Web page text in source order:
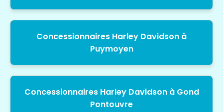
Concessionnaires Harley Davidson à
Puymoyen
Concessionnaires Harley Davidson à Gond
Pontouvre